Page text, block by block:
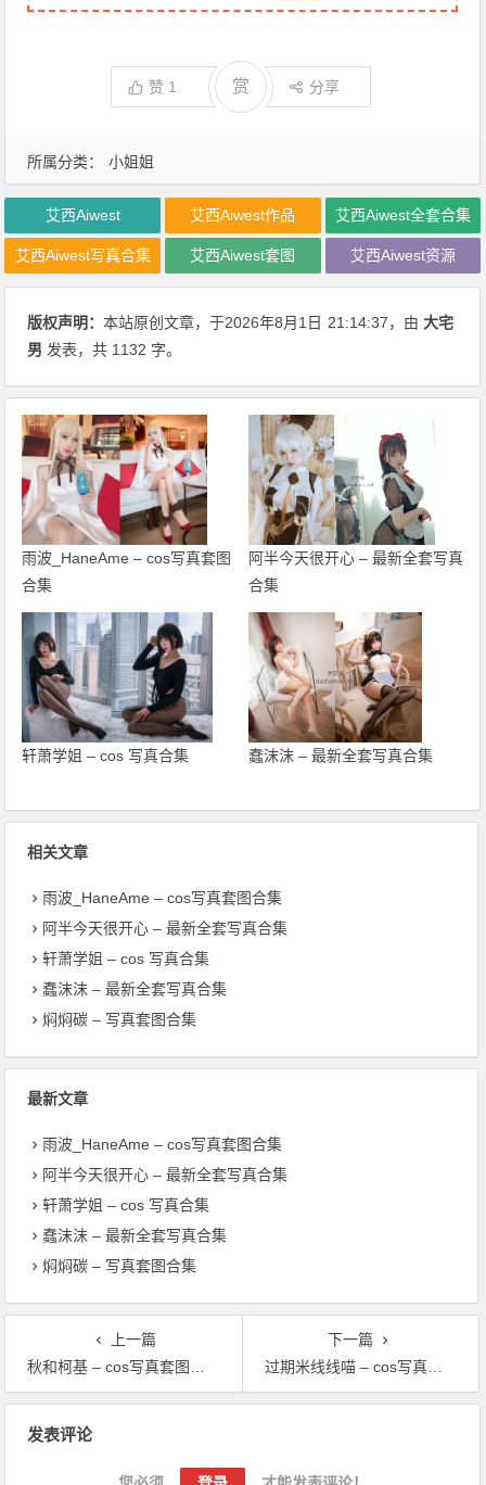
所属分类： 小姐姐
赞 1 赏 分享
艾西Aiwest 艾西Aiwest作品 艾西Aiwest全套合集
艾西Aiwest写真合集 艾西Aiwest套图 艾西Aiwest资源
版权声明：本站原创文章，于2026年8月1日 21:14:37，由大宅
男 发表，共 1132 字。
雨波_HaneAme – cos写真套图
合集
阿半今天很开心 – 最新全套写真
合集
轩萧学姐 – cos 写真合集 蠢沫沫 – 最新全套写真合集
相关文章
雨波_HaneAme – cos写真套图合集
阿半今天很开心 – 最新全套写真合集
轩萧学姐 – cos 写真合集
蠢沫沫 – 最新全套写真合集
焖焖碳 – 写真套图合集
最新文章
雨波_HaneAme – cos写真套图合集
阿半今天很开心 – 最新全套写真合集
轩萧学姐 – cos 写真合集
蠢沫沫 – 最新全套写真合集
焖焖碳 – 写真套图合集
上一篇
秋和柯基 – cos写真套图合集
下一篇
过期米线线喵 – cos写真套图合集
发表评论